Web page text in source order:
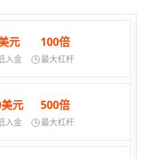
元
入金
100倍
最大杠杆
元
入金
500倍
最大杠杆